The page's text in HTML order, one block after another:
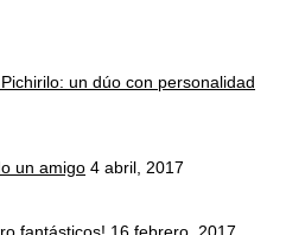
un dúo con personalidad
un amigo 4 abril, 2017